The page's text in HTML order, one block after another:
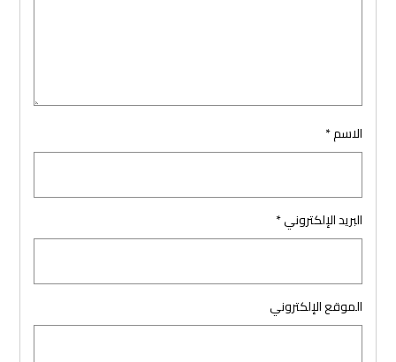
الاسم*
البريد الإلكتروني*
الموقع الإلكتروني